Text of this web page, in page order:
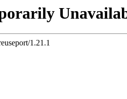
1.21.1